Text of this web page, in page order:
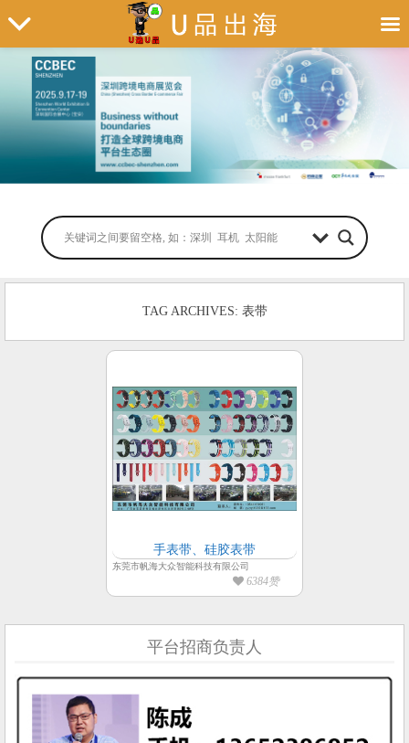
TAG ARCHIVES: 表带
手表带、硅胶表带
东莞市帆海大众智能科技有限公司
6384赞
平台招商负责人